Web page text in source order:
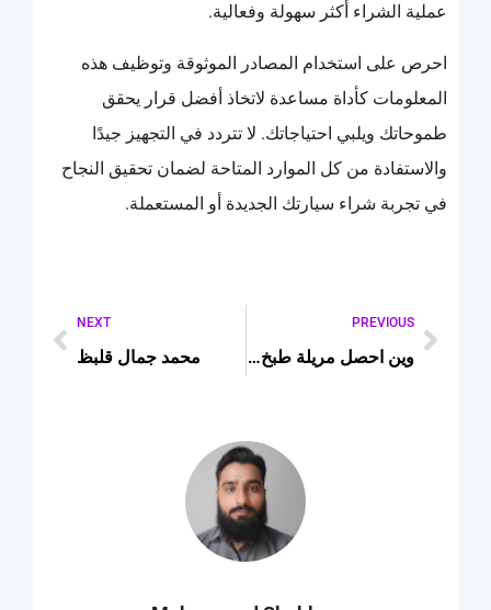
عملية الشراء أكثر سهولة وفعالية.
احرص على استخدام المصادر الموثوقة وتوظيف هذه
المعلومات كأداة مساعدة لاتخاذ أفضل قرار يحقق
طموحاتك ويلبي احتياجاتك. لا تتردد في التجهيز جيدًا
والاستفادة من كل الموارد المتاحة لضمان تحقيق النجاح
في تجربة شراء سيارتك الجديدة أو المستعملة.
PREVIOUS
وين احصل مريلة طبخ للاطفال
NEXT
محمد جمال قلبظ